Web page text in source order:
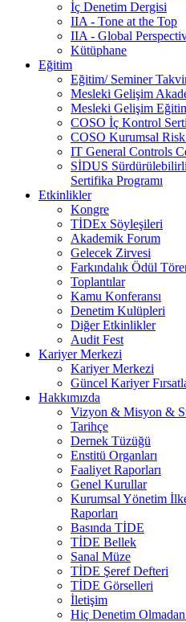
İç Denetim Dergisi
IIA - Tone at the Top
IIA - Global
Kütüphane
Eğitim
Eğitim/ Seminer
Mesleki Gelişim
Mesleki Gelişim
COSO İç Kontrol
COSO Kurumsal Risk
IT General Controls
SİDUS
Sertifika Programı
Etkinlikler
Kongre
TİDEx Söyleşileri
Akademik Forum
Gelecek Zirvesi
Farkındalık Ödül
Toplantılar
Kamu Konferansı
Denetim Kulüpleri
Diğer Etkinlikler
Audit Fest
Kariyer Merkezi
Kariyer Merkezi
Güncel Kariyer
Hakkımızda
Vizyon & Misyon &
Tarihçe
Dernek Tüzüğü
Enstitü Organları
Faaliyet Raporları
Genel Kurullar
Kurumsal Yönetim
Raporları
Basında TİDE
TİDE Bellek
Sanal Müze
TİDE Şeref Defteri
TİDE Görselleri
İletişim
Hiç Denetim